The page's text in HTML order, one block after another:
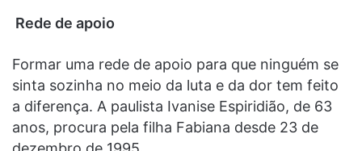
Rede de apoio
Formar uma rede de apoio para que ninguém se
sinta sozinha no meio da luta e da dor tem feito
a diferença. A paulista Ivanise Espiridião, de 63
anos, procura pela filha Fabiana desde 23 de